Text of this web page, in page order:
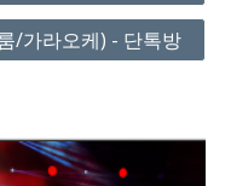
/가라오케) - 단톡방